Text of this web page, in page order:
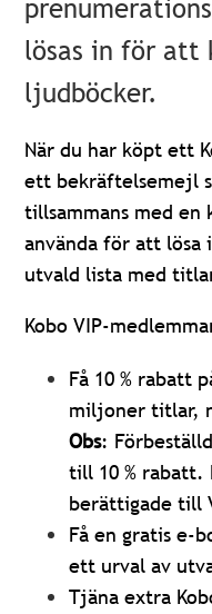
lösas in för att
ljudböcker.
När du har köpt ett
ett bekräftelsemejl
tillsammans med en
använda för att lösa
utvald lista med
Kobo VIP-
Få 10 % rabatt
miljoner titlar,
Obs:
till 10 % rabatt.
berättigade till
Få en gratis e-
ett urval av
Tjäna extra